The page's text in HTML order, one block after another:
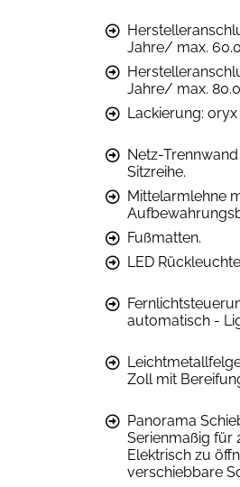
Jahre/ max.
Jahre/ max.
Lackierung:
Netz-
Sitzreihe.
Mittelarmlehne
Fußmatten.
LED
automatisch -
Zoll mit
Panorama
Serienmaßig für
Elektrisch zu
verschiebbare